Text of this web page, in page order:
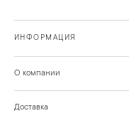
ИНФОРМАЦИЯ
О компании
Доставка